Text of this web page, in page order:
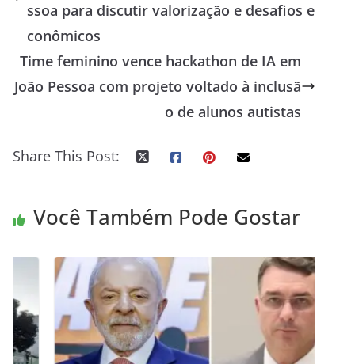
ssoa para discutir valorização e desafios e
conômicos
Time feminino vence hackathon de IA em
João Pessoa com projeto voltado à inclusã
o de alunos autistas
Share This Post:
Você Também Pode Gostar